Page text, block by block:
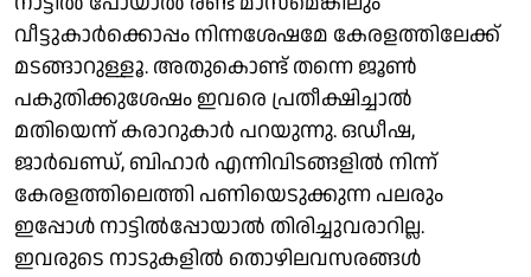
വീട്ടുകാര്‍ക്കൊപ്പം നിന്നശേഷമേ കേരളത്തിലേക്ക്
മടങ്ങാറുള്ളൂ. അതുകൊണ്ട് തന്നെ ജൂണ്‍
പകുതിക്കുശേഷം ഇവരെ പ്രതീക്ഷിച്ചാല്‍
മതിയെന്ന് കരാറുകാര്‍ പറയുന്നു. ഒഡീഷ,
ജാര്‍ഖണ്ഡ്, ബിഹാര്‍ എന്നിവിടങ്ങളില്‍ നിന്ന്
കേരളത്തിലെത്തി പണിയെടുക്കുന്ന പലരും
ഇപ്പോള്‍ നാട്ടില്‍പ്പോയാല്‍ തിരിച്ചുവരാറില്ല.
ഇവരുടെ നാടുകളില്‍ തൊഴിലവസരങ്ങള്‍